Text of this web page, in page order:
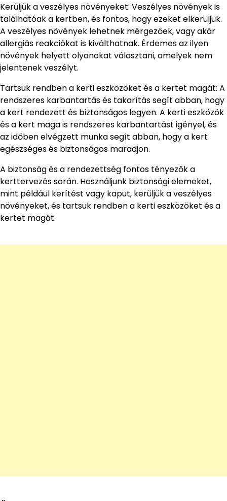
Kerüljük a veszélyes növényeket: Veszélyes növények is
találhatóak a kertben, és fontos, hogy ezeket elkerüljük.
A veszélyes növények lehetnek mérgezőek, vagy akár
allergiás reakciókat is kiválthatnak. Érdemes az ilyen
növények helyett olyanokat választani, amelyek nem
jelentenek veszélyt.
Tartsuk rendben a kerti eszközöket és a kertet magát: A
rendszeres karbantartás és takarítás segít abban, hogy
a kert rendezett és biztonságos legyen. A kerti eszközök
és a kert maga is rendszeres karbantartást igényel, és
az időben elvégzett munka segít abban, hogy a kert
egészséges és biztonságos maradjon.
A biztonság és a rendezettség fontos tényezők a
kerttervezés során. Használjunk biztonsági elemeket,
mint például kerítést vagy kaput, kerüljük a veszélyes
növényeket, és tartsuk rendben a kerti eszközöket és a
kertet magát.